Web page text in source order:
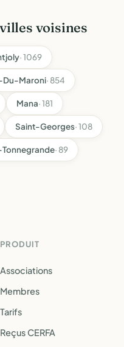
voisines
· 1069
Du-Maroni· 854
Mana· 181
Saint-Georges· 108
· 89
PRODUIT
Associations
Membres
Tarifs
Reçus CERFA